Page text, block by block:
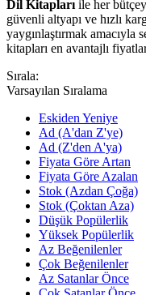
Dil Kitapları ile her
güvenli altyapı ve hızlı
yaygınlaştırmak amacıyla
kitapları en avantajlı
Sırala:
Varsayılan Sıralama
Eskiden Yeniye
Ad (A'dan Z'ye)
Ad (Z'den A'ya)
Fiyata Göre Artan
Fiyata Göre Azalan
Stok (Azdan Çoğa)
Stok (Çoktan Aza)
Düşük Popülerlik
Yüksek Popülerlik
Az Beğenilenler
Çok Beğenilenler
Az Satanlar Önce